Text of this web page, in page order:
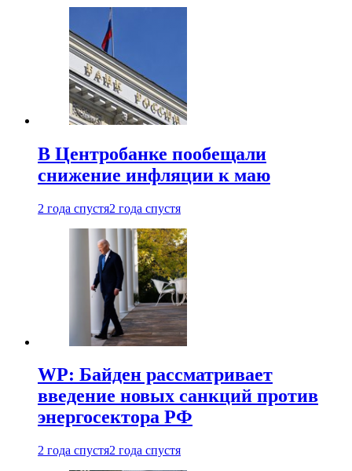
В Центробанке пообещали
снижение инфляции к маю
2 года спустя2 года спустя
WP: Байден рассматривает
введение новых санкций против
энергосектора РФ
2 года спустя2 года спустя